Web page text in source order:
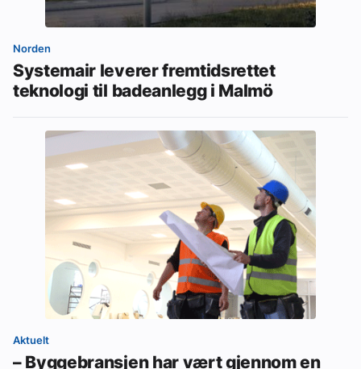
Norden
Systemair leverer fremtidsrettet
teknologi til badeanlegg i Malmö
Aktuelt
– Byggebransjen har vært gjennom en